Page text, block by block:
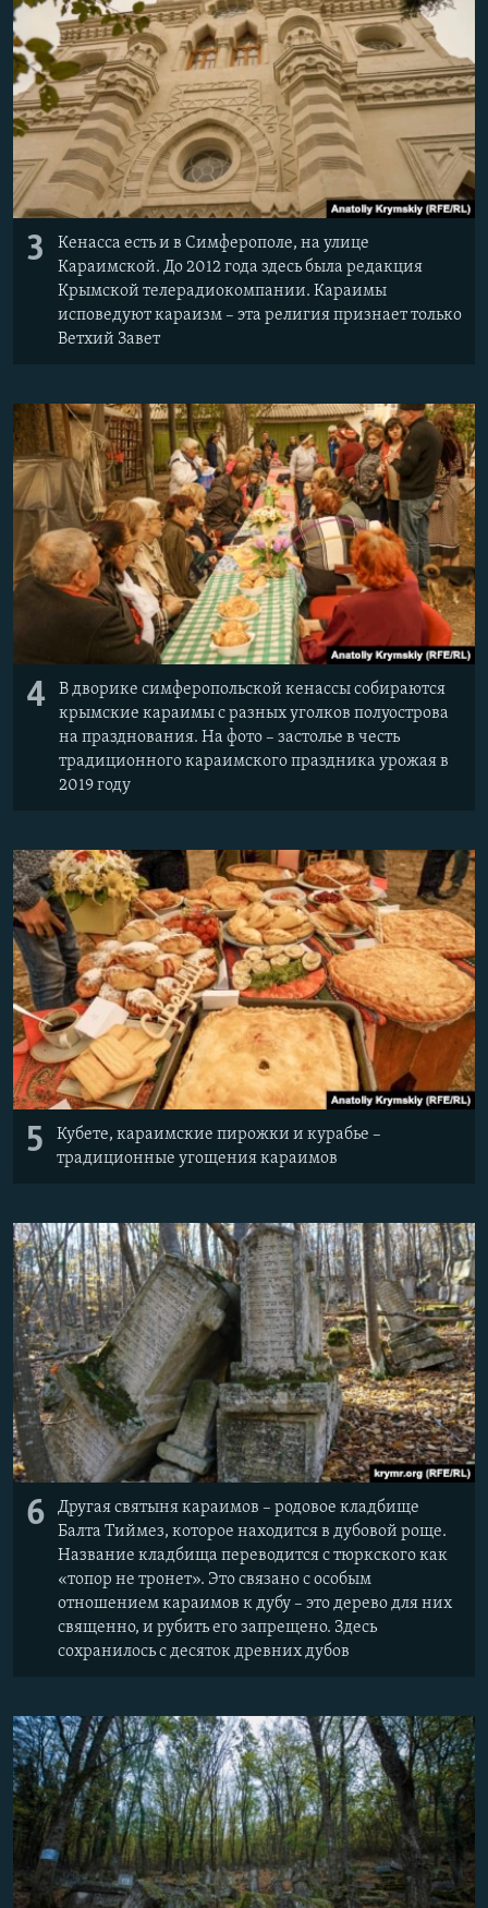
3
Кенасса есть и в Симферополе, на улице
Караимской. До 2012 года здесь была редакция
Крымской телерадиокомпании. Караимы
исповедуют караизм – эта религия признает только
Ветхий Завет
4
В дворике симферопольской кенассы собираются
крымские караимы с разных уголков полуострова
на празднования. На фото – застолье в честь
традиционного караимского праздника урожая в
2019 году
5
Кубете, караимские пирожки и курабье –
традиционные угощения караимов
6
Другая святыня караимов – родовое кладбище
Балта Тиймез, которое находится в дубовой роще.
Название кладбища переводится с тюркского как
«топор не тронет». Это связано с особым
отношением караимов к дубу – это дерево для них
священно, и рубить его запрещено. Здесь
сохранилось с десяток древних дубов